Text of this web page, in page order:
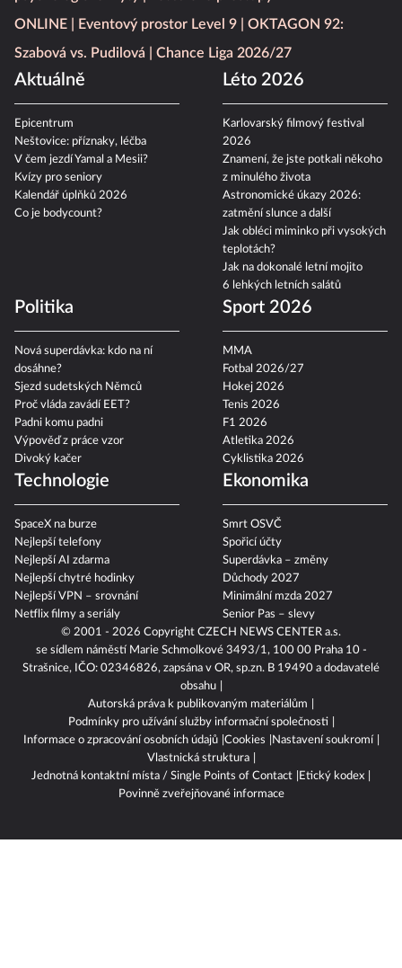
© 2001 - 2026 Copyright CZECH NEWS CENTER a.s.
se sídlem náměstí Marie Schmolkové 3493/1, 100 00 Praha 10 -
Strašnice, IČO: 02346826, zapsána v OR, sp.zn. B 19490 a dodavatelé
obsahu
Autorská práva k publikovaným materiálům
Podmínky pro užívání služby informační společnosti
Informace o zpracování osobních údajů Cookies
Nastavení soukromí
Vlastnická struktura
Jednotná kontaktní místa / Single Points of Contact
Etický kodex
Povinně zveřejňované informace
ONLINE
Eventový prostor Level 9
OKTAGON 92:
Szabová vs. Pudilová
Chance Liga 2026/27
Aktuálně
Epicentrum
Neštovice: příznaky, léčba
V čem jezdí Yamal a Mesii?
Kvízy pro seniory
Kalendář úplňků 2026
Co je bodycount?
Léto 2026
Karlovarský filmový festival
2026
Znamení, že jste potkali někoho
z minulého života
Astronomické úkazy 2026:
zatmění slunce a další
Jak obléci miminko při vysokých
teplotách?
Jak na dokonalé letní mojito
6 lehkých letních salátů
Politika
Nová superdávka: kdo na ní
dosáhne?
Sjezd sudetských Němců
Proč vláda zavádí EET?
Padni komu padni
Výpověď z práce vzor
Divoký kačer
Sport 2026
MMA
Fotbal 2026/27
Hokej 2026
Tenis 2026
F1 2026
Atletika 2026
Cyklistika 2026
Technologie
SpaceX na burze
Nejlepší telefony
Nejlepší AI zdarma
Nejlepší chytré hodinky
Nejlepší VPN – srovnání
Netflix filmy a seriály
Ekonomika
Smrt OSVČ
Spořicí účty
Superdávka – změny
Důchody 2027
Minimální mzda 2027
Senior Pas – slevy